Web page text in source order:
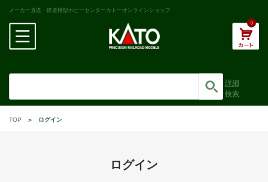
メーカー直送・鉄道模型ホビーセンターカトーオンラインショップ
0
詳細
検索
TOP ログイン
ログイン